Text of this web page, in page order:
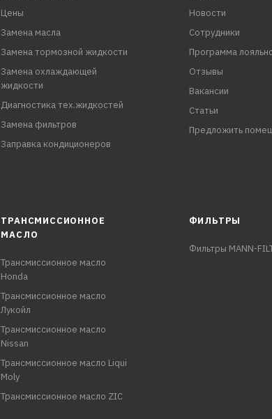
Цены
Замена масла
Замена тормозной жидкости
Замена охлаждающей
жидкости
Диагностика тех.жидкостей
Замена фильтров
Заправка кондиционеров
Новости
Сотрудники
Программа
Отзывы
Вакансии
Статьи
Предложить
ТРАНСМИССИОННОЕ
МАСЛО
Трансмиссионное масло
Honda
Трансмиссионное масло
Лукойл
Трансмиссионное масло
Nissan
Трансмиссионное масло Liqui
Moly
Трансмиссионное масло ZIC
ФИЛЬТРЫ
Фильтры MANN-